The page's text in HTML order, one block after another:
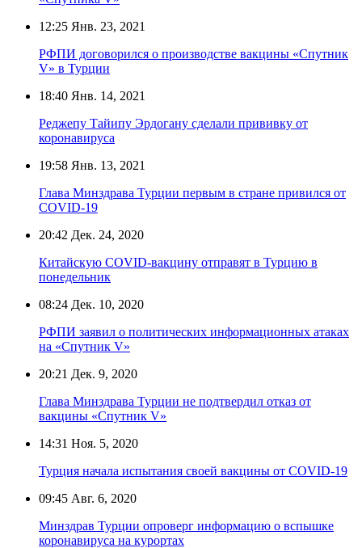
12:25 Янв. 23, 2021
РФПИ договорился о производстве вакцины «Спутник
V» в Турции
18:40 Янв. 14, 2021
Реджепу Тайипу Эрдогану сделали прививку от
коронавируса
19:58 Янв. 13, 2021
Глава Минздрава Турции первым в стране привился от
COVID-19
20:42 Дек. 24, 2020
Китайскую COVID-вакцину отправят в Турцию в
понедельник
08:24 Дек. 10, 2020
РФПИ заявил о политических информационных атаках
на «Спутник V»
20:21 Дек. 9, 2020
Глава Минздрава Турции не подтвердил отказ от
вакцины «Спутник V»
14:31 Ноя. 5, 2020
Турция начала испытания своей вакцины от COVID-19
09:45 Авг. 6, 2020
Минздрав Турции опроверг информацию о вспышке
коронавируса на курортах